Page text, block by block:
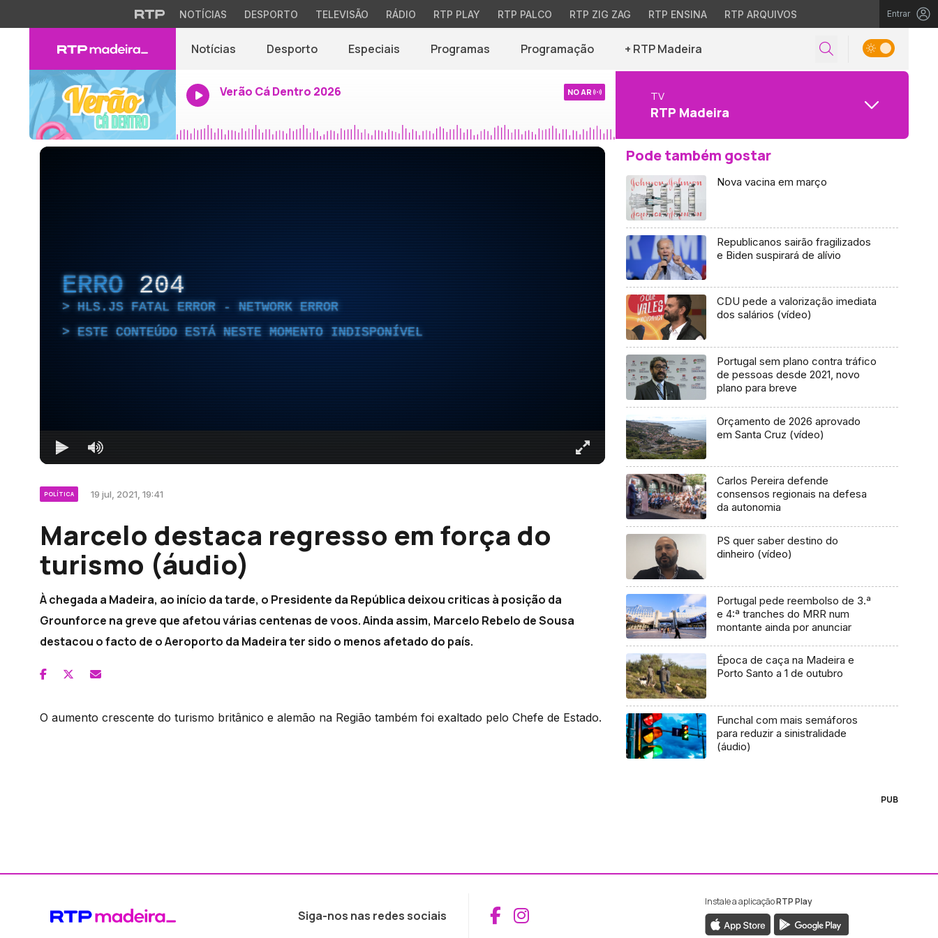
NOTÍCIAS DESPORTO TELEVISÃO RÁDIO RTP PLAY RTP PALCO RTP ZIG ZAG RTP ENSINA RTP ARQUIVOS Entrar
Notícias Desporto Especiais Programas Programação + RTP Madeira
Verão Cá Dentro 2026 NO AR TV
RTP Madeira
ERRO 204
HLS.JS FATAL ERROR - NETWORK ERROR
ESTE CONTEÚDO ESTÁ NESTE MOMENTO INDISPONÍVEL
POLÍTICA 19 jul, 2021, 19:41
Marcelo destaca regresso em força do
turismo (áudio)
À chegada a Madeira, ao início da tarde, o Presidente da República deixou criticas à posição da
Grounforce na greve que afetou várias centenas de voos. Ainda assim, Marcelo Rebelo de Sousa
destacou o facto de o Aeroporto da Madeira ter sido o menos afetado do país.
O aumento crescente do turismo britânico e alemão na Região também foi exaltado pelo Chefe de Estado.
Pode também gostar
Nova vacina em março
Republicanos sairão fragilizados
e Biden suspirará de alívio
CDU pede a valorização imediata
dos salários (vídeo)
Portugal sem plano contra tráfico
de pessoas desde 2021, novo
plano para breve
Orçamento de 2026 aprovado
em Santa Cruz (vídeo)
Carlos Pereira defende
consensos regionais na defesa
da autonomia
PS quer saber destino do
dinheiro (vídeo)
Portugal pede reembolso de 3.ª
e 4:ª tranches do MRR num
montante ainda por anunciar
Época de caça na Madeira e
Porto Santo a 1 de outubro
Funchal com mais semáforos
para reduzir a sinistralidade
(áudio)
PUB
Siga-nos nas redes sociais Aceder ao Facebook da RTP Madeira
Aceder ao Instagram da RTP Madeira
Instale a aplicaçãoRTP Play